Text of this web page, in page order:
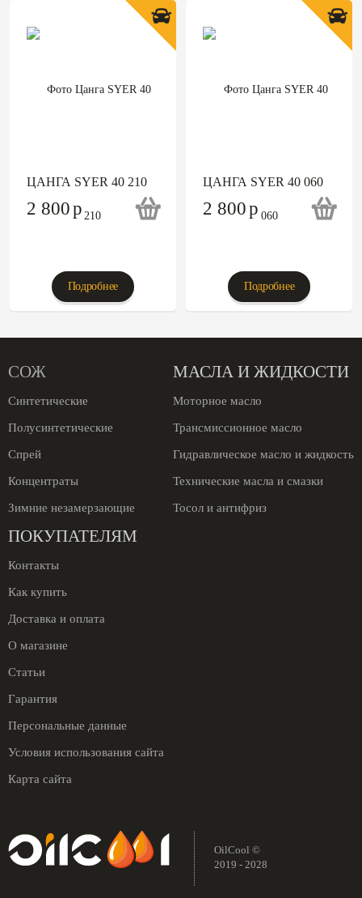
ЦАНГА SYER 40 210
2 800p
Подробнее
ЦАНГА SYER 40 060
2 800p
Подробнее
СОЖ
Синтетические
Полусинтетические
Спрей
Концентраты
Зимние незамерзающие
МАСЛА И ЖИДКОСТИ
Моторное масло
Трансмиссионное масло
Гидравлическое масло и жидкость
Технические масла и смазки
Тосол и антифриз
ПОКУПАТЕЛЯМ
Контакты
Как купить
Доставка и оплата
О магазине
Статьи
Гарантия
Персональные данные
Условия использования сайта
Карта сайта
OilCool ©
2019 - 2028